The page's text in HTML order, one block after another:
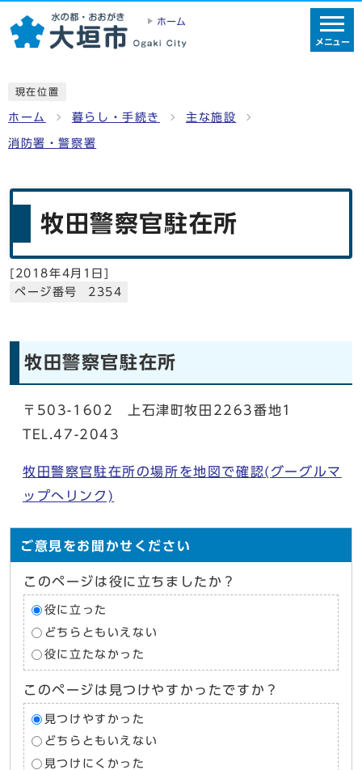
ホーム
メニュー
現在位置
ホーム 暮らし・手続き 主な施設
消防署・警察署
牧田警察官駐在所
[ 2018年4月1日]
ページ番号 2354
牧田警察官駐在所
〒503-1602 上石津町牧田2263番地1
TEL.47-2043
牧田警察官駐在所の場所を地図で確認(グーグルマ
ップへリンク)
ご意見をお聞かせください
このページは役に立ちましたか？
役に立った
どちらともいえない
役に立たなかった
このページは見つけやすかったですか？
見つけやすかった
どちらともいえない
見つけにくかった